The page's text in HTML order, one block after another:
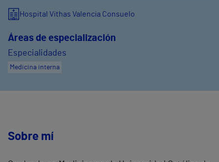
Hospital Vithas Valencia Consuelo
Áreas de especialización
Especialidades
Medicina interna
Sobre mí